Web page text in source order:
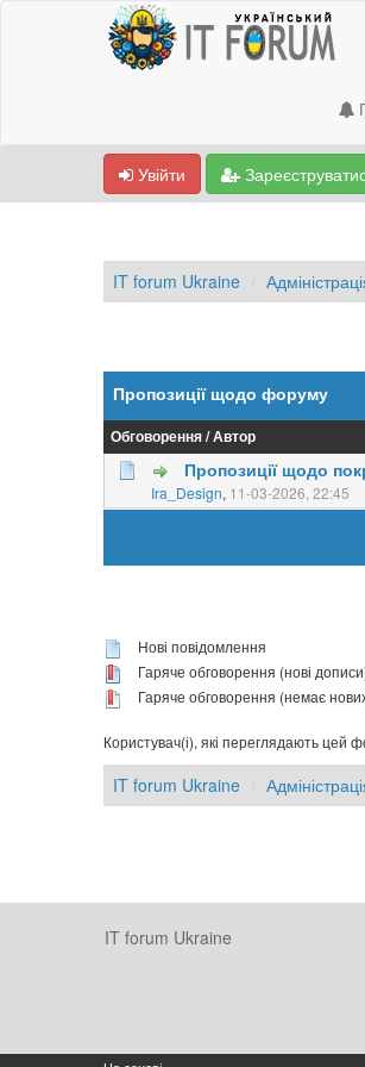
Увійти
IT forum Ukraine
Пропозиції щодо форуму
Обговорення/Автор
Пропозиції щодо
Ira_Design, 11-03-2026, 22:45
0 Голосів
Нові повідомлення
Гаряче обговорення (нові
Гаряче обговорення (немає
Користувач(і), які переглядають цей
IT forum Ukraine
IT forum Ukraine